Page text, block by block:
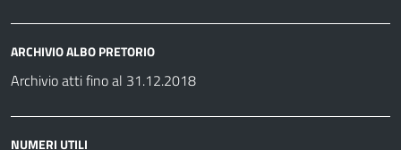
ARCHIVIO ALBO PRETORIO
Archivio atti fino al 31.12.2018
NUMERI UTILI